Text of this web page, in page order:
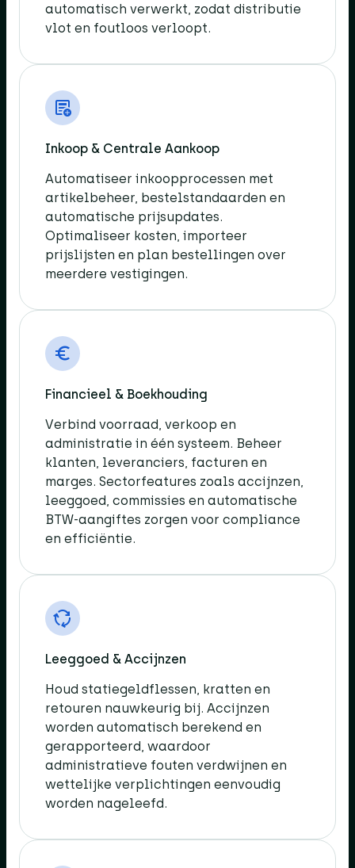
automatisch verwerkt, zodat distributie
vlot en foutloos verloopt.​
Inkoop & Centrale Aankoop​
Automatiseer inkoopprocessen met
artikelbeheer, bestelstandaarden en
automatische prijsupdates.
Optimaliseer kosten, importeer
prijslijsten en plan bestellingen over
meerdere vestigingen.​
Financieel & Boekhouding​
Verbind voorraad, verkoop en
administratie in één systeem. Beheer
klanten, leveranciers, facturen en
marges. Sectorfeatures zoals accijnzen,
leeggoed, commissies en automatische
BTW-aangiftes zorgen voor compliance
en efficiëntie.​
Leeggoed & Accijnzen​
Houd statiegeldflessen, kratten en
retouren nauwkeurig bij. Accijnzen
worden automatisch berekend en
gerapporteerd, waardoor
administratieve fouten verdwijnen en
wettelijke verplichtingen eenvoudig
worden nageleefd.​